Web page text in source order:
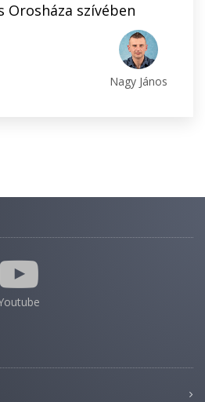
Orosháza szívében
Nagy János